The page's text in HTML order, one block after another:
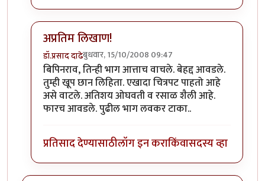
अप्रतिम लिखाण!
डॉ.प्रसाद दाढेबुधवार, 15/10/2008 09:47
In reply toउत्तम लिखाणbyअभिजीत
बिपिनराव, तिन्ही भाग आत्ताच वाचले. बेहद्द आवडले.
तुम्ही खूप छान लिहिता. एखादा चित्रपट पाहतो आहे
असे वाटले. अतिशय ओघवती व रसाळ शैली आहे.
फारच आवडले. पुढील भाग लवकर टाका..
प्रतिसाद देण्यासाठीलॉग इन कराकिंवासदस्य व्हा